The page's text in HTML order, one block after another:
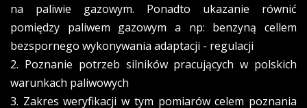
na paliwie gazowym. Ponadto ukazanie równić
pomiędzy paliwem gazowym a np: benzyną cellem
bezspornego wykonywania adaptacji - regulacji
2. Poznanie potrzeb silników pracujących w polskich
warunkach paliwowych
3. Zakres weryfikacji w tym pomiarów celem poznania